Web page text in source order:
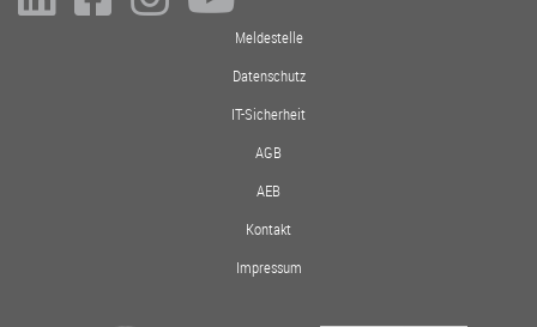
Meldestelle
Datenschutz
IT-Sicherheit
AGB
AEB
Kontakt
Impressum